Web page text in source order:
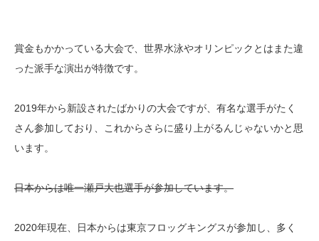
賞金もかかっている大会で、世界水泳やオリンピックとはまた違
った派手な演出が特徴です。
2019年から新設されたばかりの大会ですが、有名な選手がたく
さん参加しており、これからさらに盛り上がるんじゃないかと思
います。
日本からは唯一瀬戸大也選手が参加しています。
2020年現在、日本からは東京フロッグキングスが参加し、多く